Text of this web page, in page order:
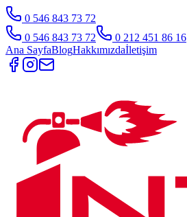
0 546 843 73 72
0 546 843 73 72
0 212 451 86 16
Ana SayfaBlogHakkımızdaİletişim